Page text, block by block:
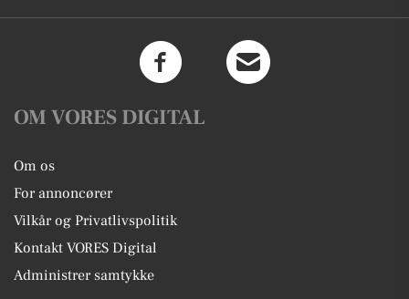
OM VORES DIGITAL
Om os
For annoncører
Vilkår og Privatlivspolitik
Kontakt VORES Digital
Administrer samtykke